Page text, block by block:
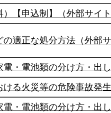
【申込制】（外部サイ
適正な処分方法（外部
・電池類の分け方・出
る火災等の危険事故発
・電池類の分け方・出